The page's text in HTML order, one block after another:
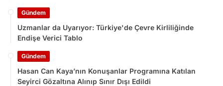
Gündem
Uzmanlar da Uyarıyor: Türkiye'de Çevre Kirliliğinde
Endişe Verici Tablo
Gündem
Hasan Can Kaya’nın Konuşanlar Programına Katılan
Seyirci Gözaltına Alınıp Sınır Dışı Edildi